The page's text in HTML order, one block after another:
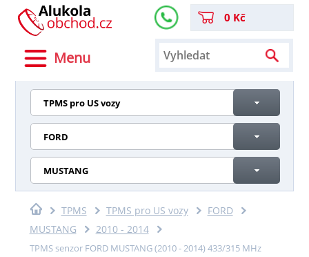
Menu
0 Kč
TPMS pro US vozy
FORD
MUSTANG
TPMS TPMS pro US vozy
FORD
MUSTANG
2010 - 2014
TPMS senzor FORD MUSTANG (2010 - 2014) 433/315 MHz